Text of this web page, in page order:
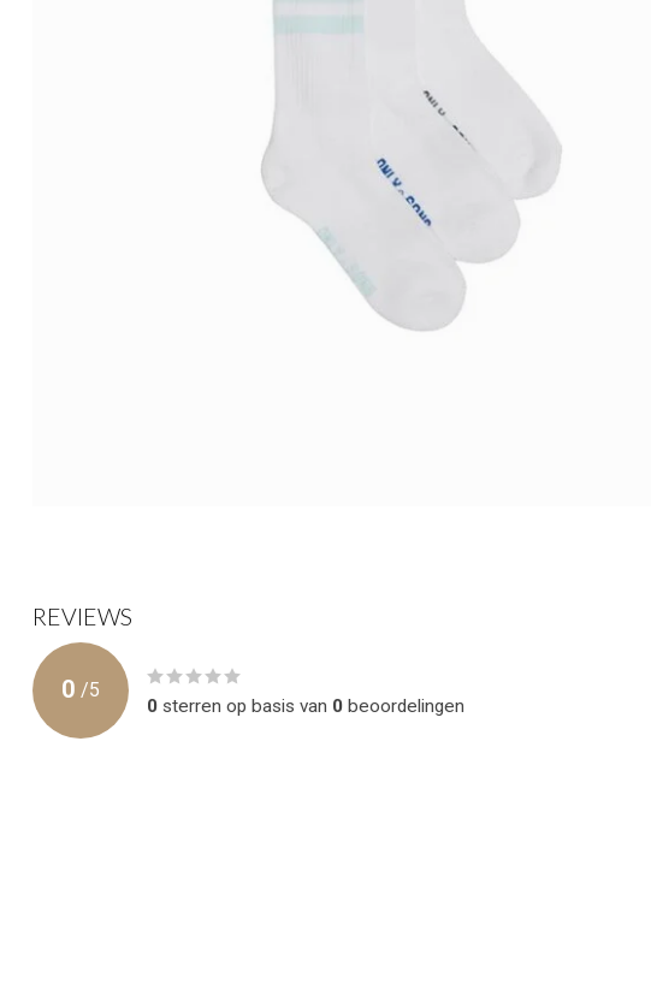
REVIEWS
0 /5
0 sterren op basis van 0 beoordelingen